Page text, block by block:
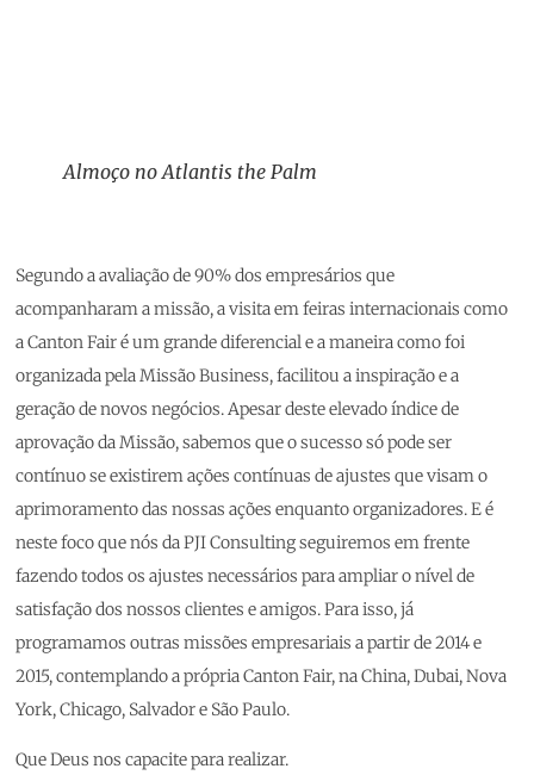
Almoço no Atlantis the Palm
Segundo a avaliação de 90% dos empresários que
acompanharam a missão, a visita em feiras internacionais como
a Canton Fair é um grande diferencial e a maneira como foi
organizada pela Missão Business, facilitou a inspiração e a
geração de novos negócios. Apesar deste elevado índice de
aprovação da Missão, sabemos que o sucesso só pode ser
contínuo se existirem ações contínuas de ajustes que visam o
aprimoramento das nossas ações enquanto organizadores. E é
neste foco que nós da PJI Consulting seguiremos em frente
fazendo todos os ajustes necessários para ampliar o nível de
satisfação dos nossos clientes e amigos. Para isso, já
programamos outras missões empresariais a partir de 2014 e
2015, contemplando a própria Canton Fair, na China, Dubai, Nova
York, Chicago, Salvador e São Paulo.
Que Deus nos capacite para realizar.